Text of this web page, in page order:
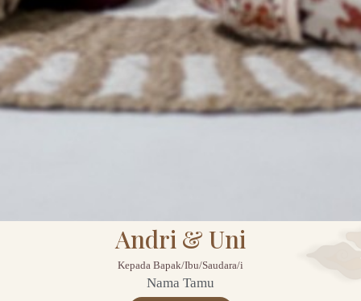
Andri & Uni
Kepada Bapak/Ibu/Saudara/i
Nama Tamu